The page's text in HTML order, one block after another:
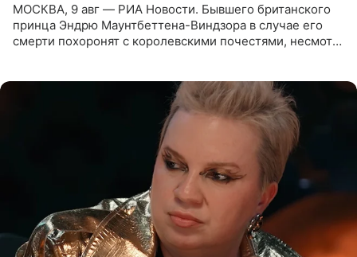
МОСКВА, 9 авг — РИА Новости. Бывшего британского
принца Эндрю Маунтбеттена-Виндзора в случае его
смерти похоронят с королевскими почестями, несмотря